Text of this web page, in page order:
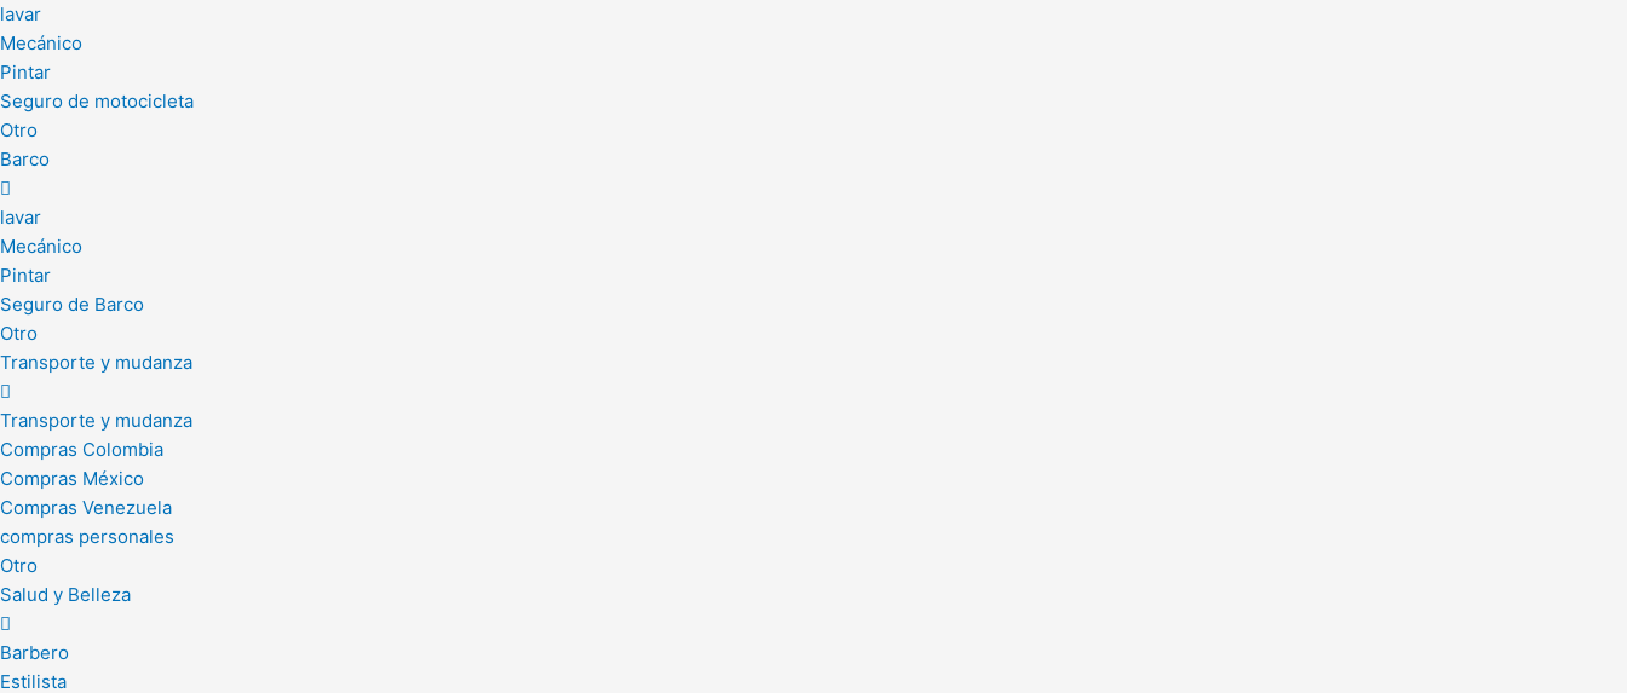
lavar
Mecánico
Pintar
Seguro de motocicleta
Otro
Barco
lavar
Mecánico
Pintar
Seguro de Barco
Otro
Transporte y mudanza
Transporte y mudanza
Compras Colombia
Compras México
Compras Venezuela
compras personales
Otro
Salud y Belleza
Barbero
Estilista